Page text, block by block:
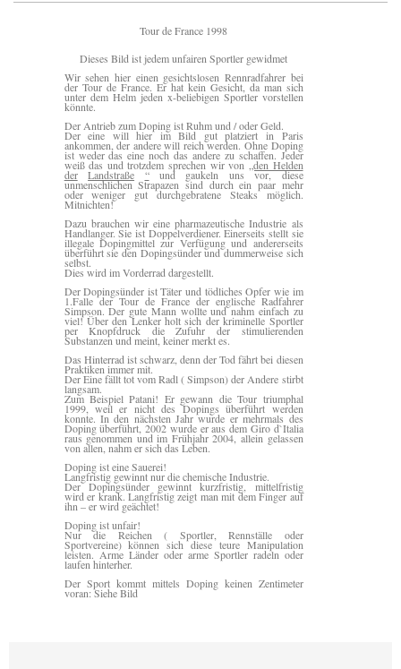
Tour de France 1998
Dieses Bild ist jedem unfairen Sportler gewidmet
Wir sehen hier einen gesichtslosen Rennradfahrer bei
der Tour de France. Er hat kein Gesicht, da man sich
unter dem Helm jeden x-beliebigen Sportler vorstellen
könnte.
Der Antrieb zum Doping ist Ruhm und / oder Geld.
Der eine will hier im Bild gut platziert in Paris
ankommen, der andere will reich werden. Ohne Doping
ist weder das eine noch das andere zu schaffen. Jeder
weiß das und trotzdem sprechen wir von „den Helden
der Landstraße “ und gaukeln uns vor, diese
unmenschlichen Strapazen sind durch ein paar mehr
oder weniger gut durchgebratene Steaks möglich.
Mitnichten!
Dazu brauchen wir eine pharmazeutische Industrie als
Handlanger. Sie ist Doppelverdiener. Einerseits stellt sie
illegale Dopingmittel zur Verfügung und andererseits
überführt sie den Dopingsünder und dummerweise sich
selbst.
Dies wird im Vorderrad dargestellt.
Der Dopingsünder ist Täter und tödliches Opfer wie im
1.Falle der Tour de France der englische Radfahrer
Simpson. Der gute Mann wollte und nahm einfach zu
viel! Über den Lenker holt sich der kriminelle Sportler
per Knopfdruck die Zufuhr der stimulierenden
Substanzen und meint, keiner merkt es.
Das Hinterrad ist schwarz, denn der Tod fährt bei diesen
Praktiken immer mit.
Der Eine fällt tot vom Radl ( Simpson) der Andere stirbt
langsam.
Zum Beispiel Patani! Er gewann die Tour triumphal
1999, weil er nicht des Dopings überführt werden
konnte. In den nächsten Jahr wurde er mehrmals des
Doping überführt, 2002 wurde er aus dem Giro d`Italia
raus genommen und im Frühjahr 2004, allein gelassen
von allen, nahm er sich das Leben.
Doping ist eine Sauerei!
Langfristig gewinnt nur die chemische Industrie.
Der Dopingsünder gewinnt kurzfristig, mittelfristig
wird er krank. Langfristig zeigt man mit dem Finger auf
ihn – er wird geächtet!
Doping ist unfair!
Nur die Reichen ( Sportler, Rennställe oder
Sportvereine) können sich diese teure Manipulation
leisten. Arme Länder oder arme Sportler radeln oder
laufen hinterher.
Der Sport kommt mittels Doping keinen Zentimeter
voran: Siehe Bild